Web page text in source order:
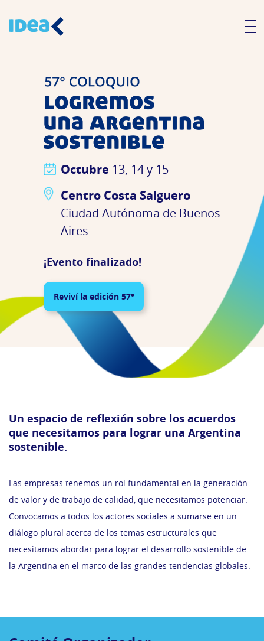
Octubre 13, 14 y 15
Centro Costa Salguero
Ciudad Autónoma de Buenos
Aires
¡Evento finalizado!
Reviví la edición 57°
Un espacio de reflexión sobre los acuerdos
que necesitamos para lograr una Argentina
sostenible.
Las empresas tenemos un rol fundamental en la generación
de valor y de trabajo de calidad, que necesitamos potenciar.
Convocamos a todos los actores sociales a sumarse en un
diálogo plural acerca de los temas estructurales que
necesitamos abordar para lograr el desarrollo sostenible de
la Argentina en el marco de las grandes tendencias globales.